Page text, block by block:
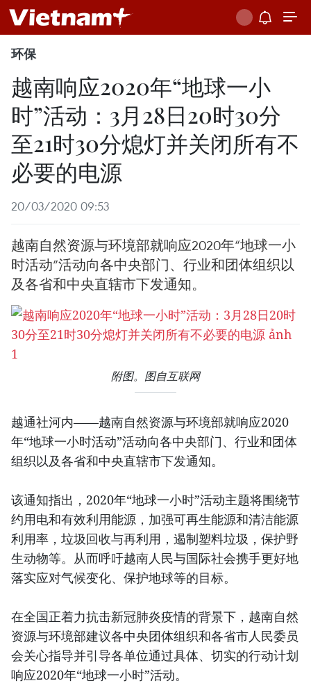
环保
越南响应2020年“地球一小
时”活动：3月28日20时30分
至21时30分熄灯并关闭所有不
必要的电源
20/03/2020 09:53
越南自然资源与环境部就响应2020年“地球一小
时活动”活动向各中央部门、行业和团体组织以
及各省和中央直辖市下发通知。
附图。图自互联网
越通社河内——越南自然资源与环境部就响应2020
年“地球一小时活动”活动向各中央部门、行业和团体
组织以及各省和中央直辖市下发通知。
该通知指出，2020年“地球一小时”活动主题将围绕节
约用电和有效利用能源，加强可再生能源和清洁能源
利用率，垃圾回收与再利用，遏制塑料垃圾，保护野
生动物等。从而呼吁越南人民与国际社会携手更好地
落实应对气候变化、保护地球等的目标。
在全国正着力抗击新冠肺炎疫情的背景下，越南自然
资源与环境部建议各中央团体组织和各省市人民委员
会关心指导并引导各单位通过具体、切实的行动计划
响应2020年“地球一小时”活动。